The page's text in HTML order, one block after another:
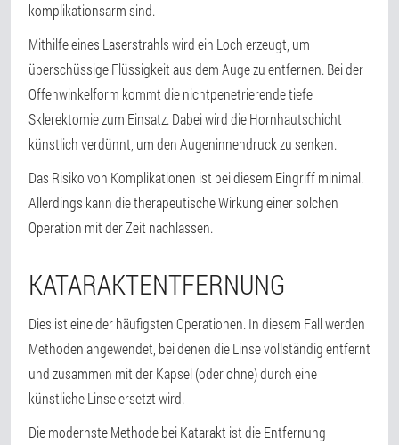
komplikationsarm sind.
Mithilfe eines Laserstrahls wird ein Loch erzeugt, um
überschüssige Flüssigkeit aus dem Auge zu entfernen. Bei der
Offenwinkelform kommt die nichtpenetrierende tiefe
Sklerektomie zum Einsatz. Dabei wird die Hornhautschicht
künstlich verdünnt, um den Augeninnendruck zu senken.
Das Risiko von Komplikationen ist bei diesem Eingriff minimal.
Allerdings kann die therapeutische Wirkung einer solchen
Operation mit der Zeit nachlassen.
KATARAKTENTFERNUNG
Dies ist eine der häufigsten Operationen. In diesem Fall werden
Methoden angewendet, bei denen die Linse vollständig entfernt
und zusammen mit der Kapsel (oder ohne) durch eine
künstliche Linse ersetzt wird.
Die modernste Methode bei Katarakt ist die Entfernung